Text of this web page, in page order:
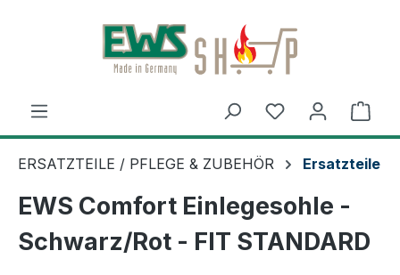
Zum Hauptinhalt springen
ERSATZTEILE / PFLEGE & ZUBEHÖR Ersatzteile
EWS Comfort Einlegesohle -
Schwarz/Rot - FIT STANDARD